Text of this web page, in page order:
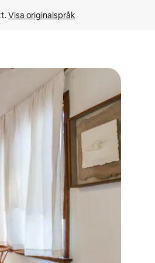
Visa originalspråk
eller svepa.